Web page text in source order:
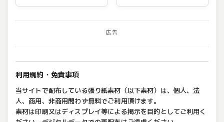
広告
利用規約・免責事項
当サイトで配布している張り紙素材（以下素材）は、個人、法
人、商用、非商用問わず無料でご利用頂けます。
素材は印刷又はディスプレイ等による掲示を目的としてご利用く